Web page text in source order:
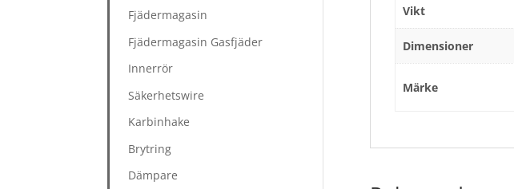
Vikt
Dimensioner
Märke
Fjädermagasin
Fjädermagasin Gasfjäder
Innerrör
Säkerhetswire
Karbinhake
Brytring
Dämpare